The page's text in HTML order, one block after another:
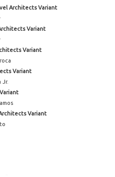
Architects Variant
Variant
Variant
Variant
Jr.
Variant